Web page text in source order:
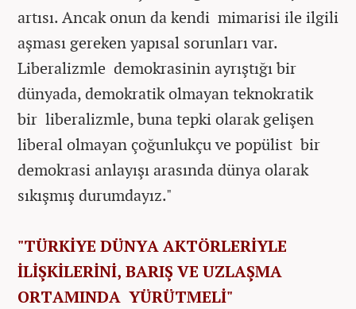
artısı. Ancak onun da kendi mimarisi ile ilgili
aşması gereken yapısal sorunları var.
Liberalizmle demokrasinin ayrıştığı bir
dünyada, demokratik olmayan teknokratik
bir liberalizmle, buna tepki olarak gelişen
liberal olmayan çoğunlukçu ve popülist bir
demokrasi anlayışı arasında dünya olarak
sıkışmış durumdayız."
"TÜRKİYE DÜNYA AKTÖRLERİYLE
İLİŞKİLERİNİ, BARIŞ VE UZLAŞMA
ORTAMINDA YÜRÜTMELİ"